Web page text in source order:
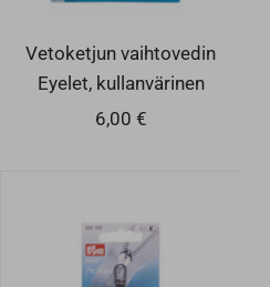
Eyelet, kullanvärinen
Alennushinta
6,00 €